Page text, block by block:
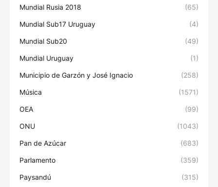
Mundial Rusia 2018 (65)
Mundial Sub17 Uruguay (4)
Mundial Sub20 (49)
Mundial Uruguay (1)
Municipio de Garzón y José Ignacio (258)
Música (1571)
OEA (99)
ONU (1043)
Pan de Azúcar (683)
Parlamento (359)
Paysandú (315)